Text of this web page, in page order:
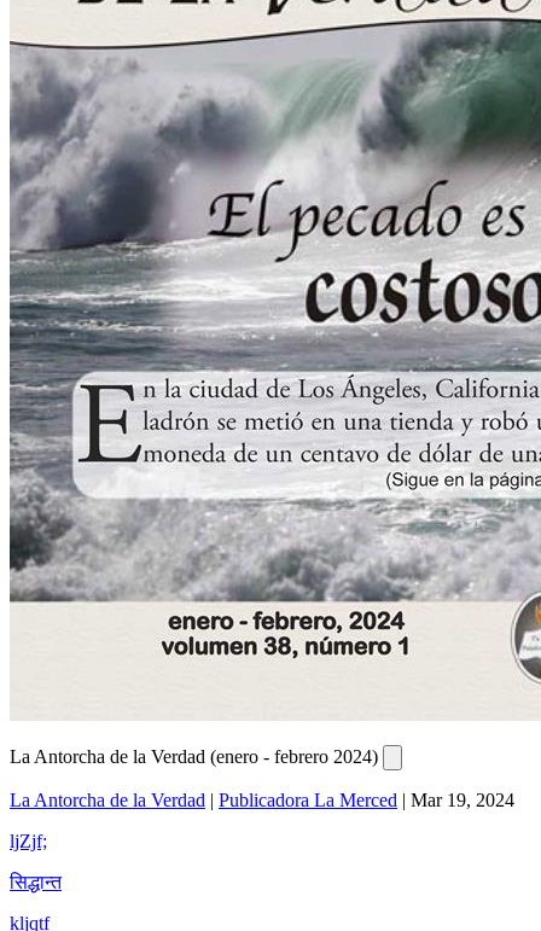
La Antorcha de la Verdad (enero - febrero 2024)
La Antorcha de la Verdad | Publicadora La Merced | Mar 19, 2024
ljZjf;
सिद्धान्त
kljqtf